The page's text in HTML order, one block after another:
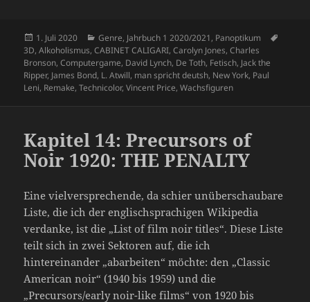
Veröffentlicht
am
1. Juli 2020 Kategorien
Genre, Jahrbuch 1 2020/2021, Panoptikum
3D,Alkoholismus,CABINET CALIGARI,Carolyn Jones,Charles
Bronson,Computergame, David Lynch, De Toth, Fetisch, Jack the
Ripper, James Bond, L. Atwill, man spricht deutsh, New York, Paul
Leni, Remake,Technicolor,Vincent Price,Wachsfiguren
Kapitel 14: Precursors of
Noir 1920: THE PENALTY
Eine vielversprechende, da schier unüberschaubare
Liste, die ich der englischsprachigen Wikipedia
verdanke, ist die „List of film noir titles“. Diese Liste
teilt sich in zwei Sektoren auf, die ich
hintereinander „abarbeiten“ möchte: den „Classic
American noir“ (1940 bis 1959) und die
„Precursors/early noir-like films“ von 1920 bis